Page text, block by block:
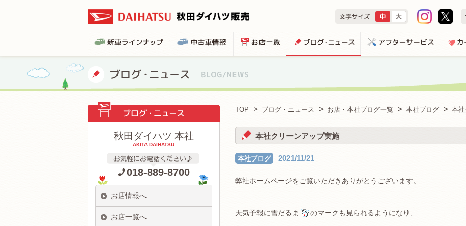
TOP ブログ・ニュース お店・本社ブログ一覧 本社ブログ 本
本社クリーンアップ実施
本社ブログ 2021/11/21
弊社ホームページをご覧いただきありがとうございます。
天気予報に雪だるま のマークも見られるようになり、
秋田ダイハツ 本社
AKITA DAIHATSU
018-889-8700
お店情報へ
お店一覧へ